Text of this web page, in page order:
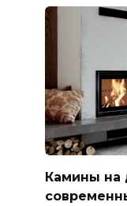
Камины на